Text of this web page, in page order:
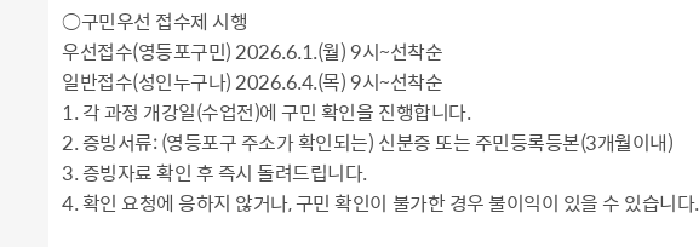
○구민우선 접수제 시행
우선접수(영등포구민) 2026.6.1.(월) 9시~선착순
일반접수(성인누구나) 2026.6.4.(목) 9시~선착순
1. 각 과정 개강일(수업전)에 구민 확인을 진행합니다.
2. 증빙서류: (영등포구 주소가 확인되는) 신분증 또는 주민등록등본(3개월이내)
3. 증빙자료 확인 후 즉시 돌려드립니다.
4. 확인 요청에 응하지 않거나, 구민 확인이 불가한 경우 불이익이 있을 수 있습니다.